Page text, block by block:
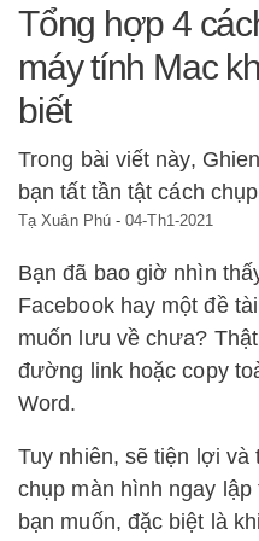
Tổng hợp 4
máy tính Mac
biết
Trong bài viết này,
bạn tất tần tật cách
Tạ Xuân Phú-04-Th1-2021
Bạn đã bao giờ nhìn
Facebook hay một đề
muốn lưu về chưa?
đường link hoặc copy
Word.
Tuy nhiên, sẽ tiện lợi
chụp màn hình ngay
bạn muốn, đặc biệt là